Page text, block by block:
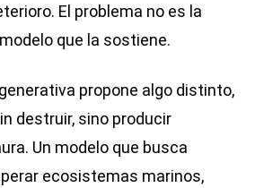
El problema no es la
que la sostiene.
propone algo distinto,
destruir, sino producir
Un modelo que busca
ecosistemas marinos,